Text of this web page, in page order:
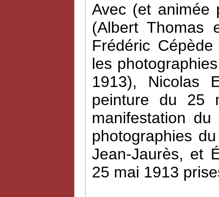
Avec (et animée
(Albert Thomas
Frédéric
les
1913), Nicolas
peinture du 25
manifestation
photographies
Jean-Jaurès, et
25 mai 1913